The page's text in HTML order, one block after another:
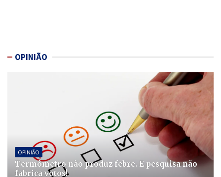
OPINIÃO
OPINIÃO
Termômetro não produz febre. E pesquisa não
fabrica votos!